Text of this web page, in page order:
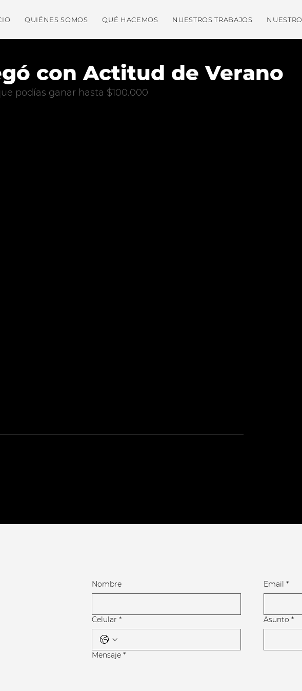
QUIÉNES SOMOS QUÉ HACEMOS NUESTROS TRABAJOS
con Actitud de Verano
podías ganar hasta $100.000
Nombre Email *
Celular * Asunto *
Mensaje *